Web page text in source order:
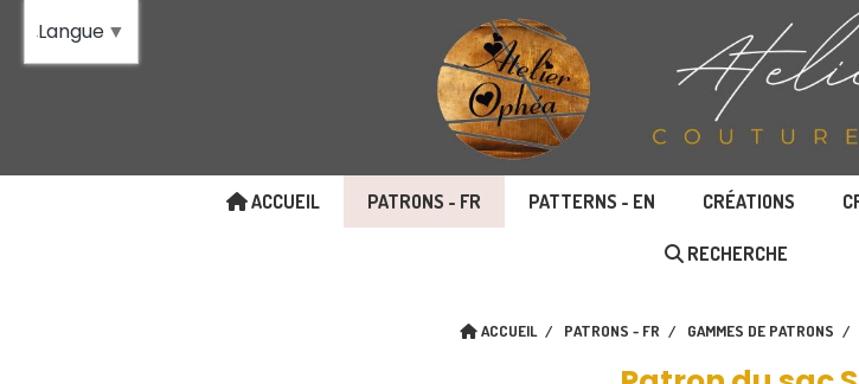
ACCUEIL PATRONS - FR PATTERNS - EN CRÉATIONS
RECHERCHE
ACCUEIL PATRONS - FR GAMMES DE PATRONS
Langue ▼